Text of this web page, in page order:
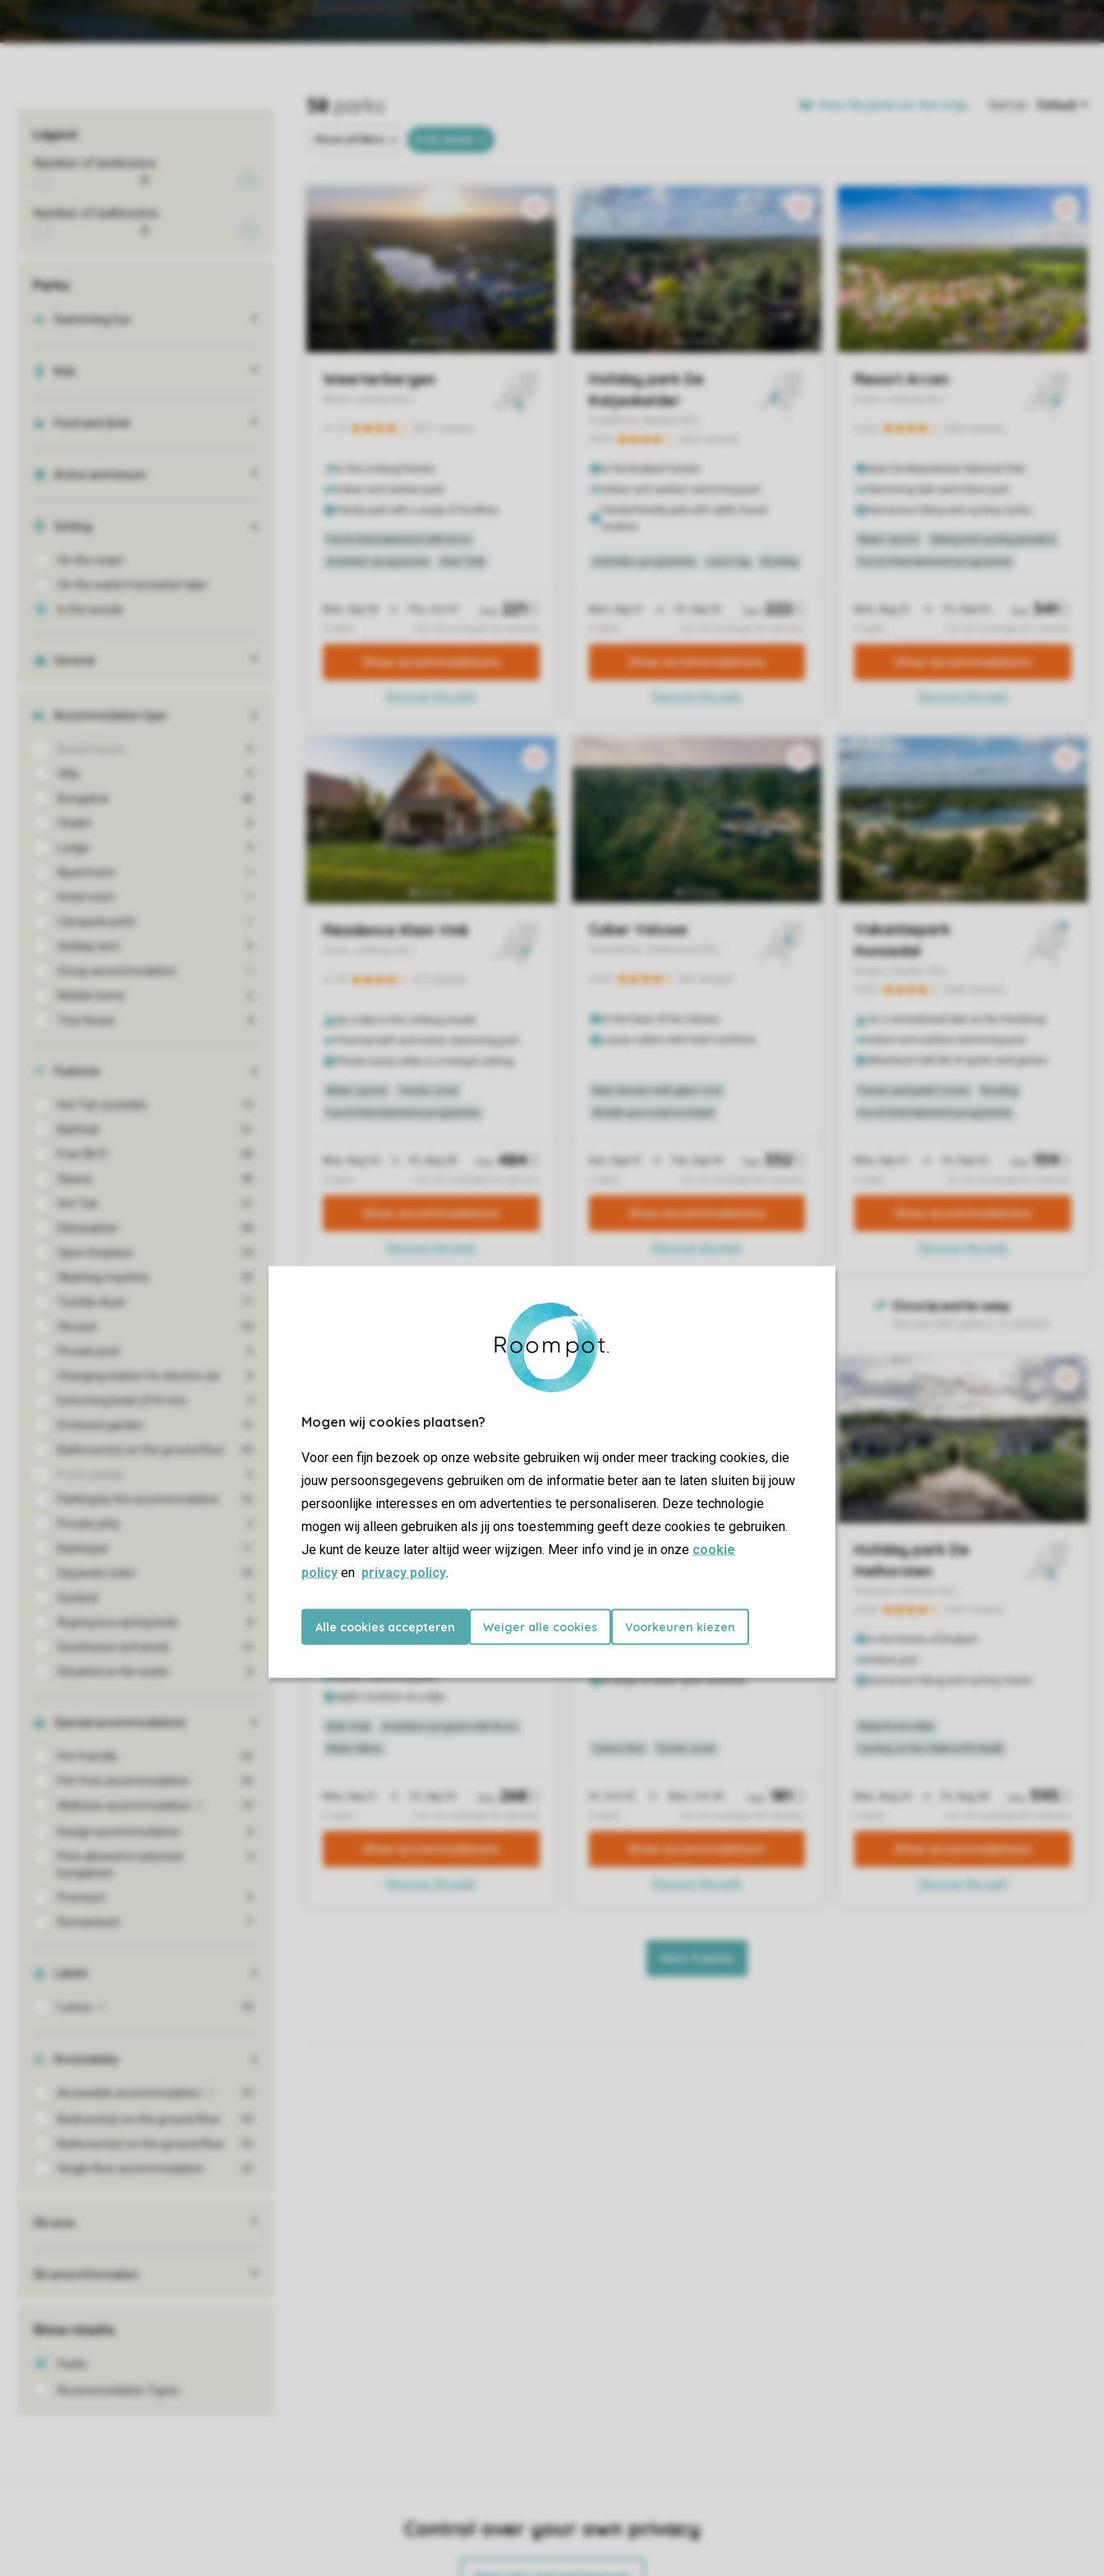
Mogen wij cookies plaatsen?
Voor een fijn bezoek op onze website gebruiken wij onder meer tracking cookies, die
jouw persoonsgegevens gebruiken om de informatie beter aan te laten sluiten bij jouw
persoonlijke interesses en om advertenties te personaliseren. Deze technologie
mogen wij alleen gebruiken als jij ons toestemming geeft deze cookies te gebruiken.
Je kunt de keuze later altijd weer wijzigen. Meer info vind je in onze cookie
policy en privacy policy.
Alle cookies accepteren Weiger alle cookies Voorkeuren kiezen
View 58 parks on the map
Control over your own privacy